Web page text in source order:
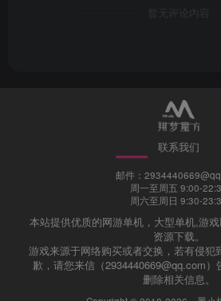
暂无评论内容
联系我们
邮件：
周一至周五 9:00-
周六至周日 9:30-
本站提供优质的网游单机，大型单机,游
资源下载。
游戏来源于网络购买或者交换，若有侵犯
歉，请您来信（2934440669@qq.com
删除相关信息。